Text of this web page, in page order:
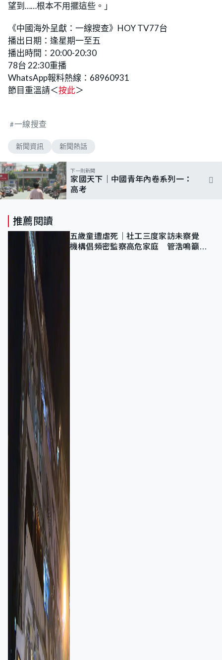
望到……根本不用擺這些。」
《中國海外呈獻：一線搜查》HOY TV77台
播出日期：逢星期一至五
播出時間：20:00-20:30
78台 22:30重播
WhatsApp報料熱線：68960931
節目重溫請＜按此＞
一線搜查
新聞資訊 新聞熱話
下一則新聞
家國天下｜中國青年內卷系列一：
高考
推薦閱讀
五歲童遭虐死｜社工三度家訪未察覺
機構倡頻密監察高危家庭 管浩鳴籲加